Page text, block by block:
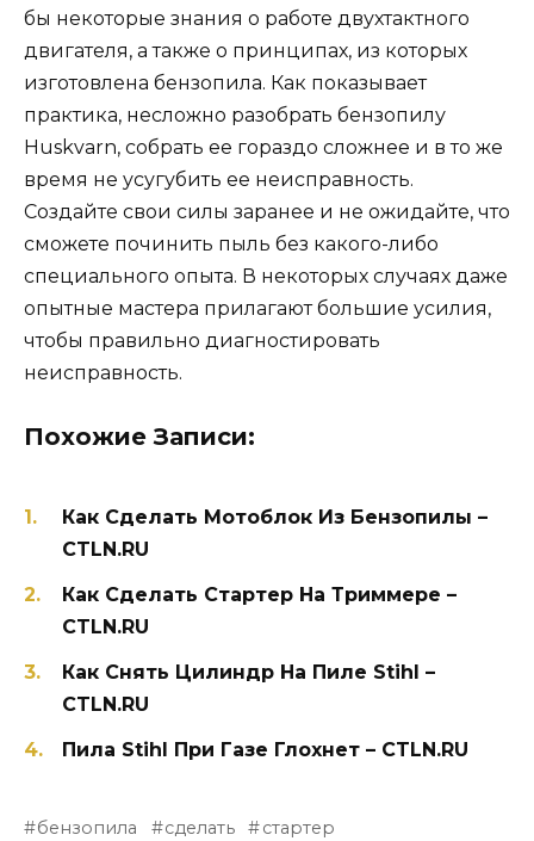
бы некоторые знания о работе двухтактного
двигателя, а также о принципах, из которых
изготовлена ​​бензопила. Как показывает
практика, несложно разобрать бензопилу
Huskvarn, собрать ее гораздо сложнее и в то же
время не усугубить ее неисправность.
Создайте свои силы заранее и не ожидайте, что
сможете починить пыль без какого-либо
специального опыта. В некоторых случаях даже
опытные мастера прилагают большие усилия,
чтобы правильно диагностировать
неисправность.
Похожие Записи:
Как Сделать Мотоблок Из Бензопилы –
CTLN.RU
Как Сделать Стартер На Триммере –
CTLN.RU
Как Снять Цилиндр На Пиле Stihl –
CTLN.RU
Пила Stihl При Газе Глохнет – CTLN.RU
бензопила сделать стартер